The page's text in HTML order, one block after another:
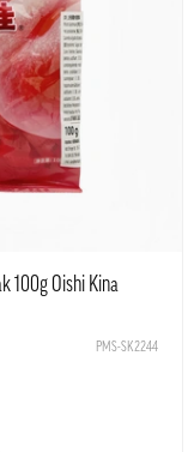
100g Oishi Kina
PMS-SK2244